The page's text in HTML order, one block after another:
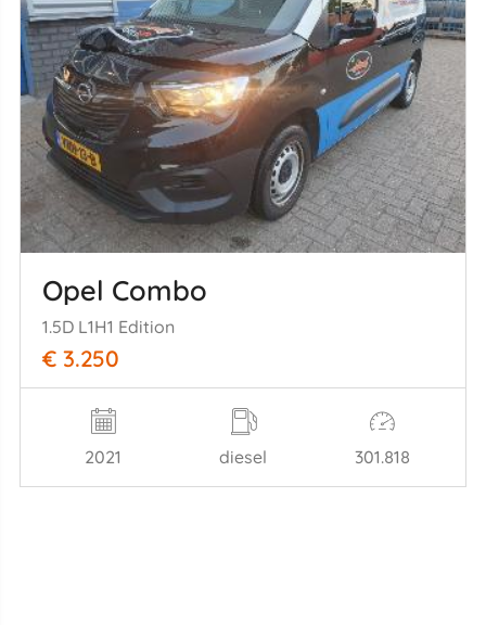
Opel Combo
1.5D L1H1 Edition
€ 3.250
2021 diesel 301.818